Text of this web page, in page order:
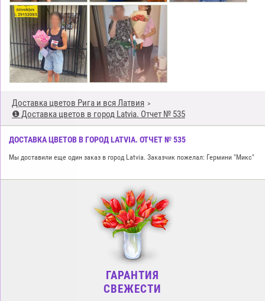
Доставка цветов Рига и вся Латвия
❶ Доставка цветов в город Latvia. Отчет № 535
ДОСТАВКА ЦВЕТОВ В ГОРОД LATVIA. ОТЧЕТ № 535
Мы доставили еще один заказ в город Latvia. Заказчик пожелал: Гермини "Микс"
ГАРАНТИЯ
СВЕЖЕСТИ